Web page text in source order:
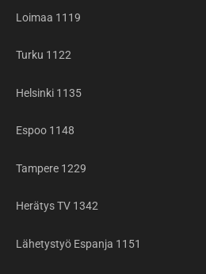
Loimaa 1119
Turku 1122
Helsinki 1135
Espoo 1148
Tampere 1229
Herätys TV 1342
Lähetystyö Espanja 1151